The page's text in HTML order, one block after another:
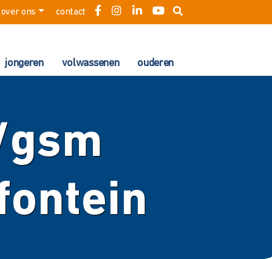
over ons contact
jongeren volwassenen ouderen